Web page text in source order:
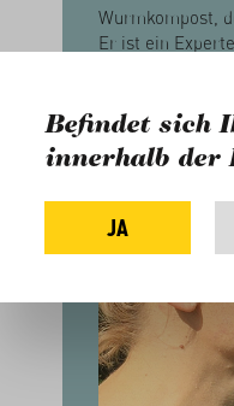
Wurmkompost,
Er ist ein
Befindet sich
innerhalb der
JA